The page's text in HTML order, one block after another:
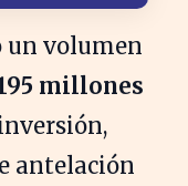
un volumen
millones
antelación